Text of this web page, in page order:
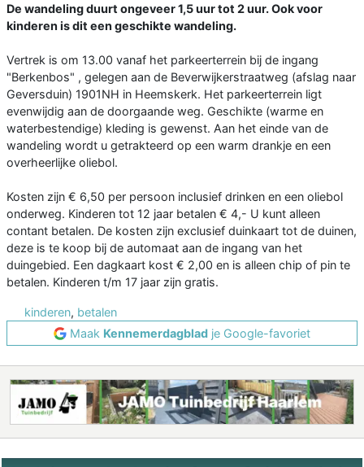
De wandeling duurt ongeveer 1,5 uur tot 2 uur. Ook voor
kinderen is dit een geschikte wandeling.
Vertrek is om 13.00 vanaf het parkeerterrein bij de ingang
"Berkenbos" , gelegen aan de Beverwijkerstraatweg (afslag naar
Geversduin) 1901NH in Heemskerk. Het parkeerterrein ligt
evenwijdig aan de doorgaande weg. Geschikte (warme en
waterbestendige) kleding is gewenst. Aan het einde van de
wandeling wordt u getrakteerd op een warm drankje en een
overheerlijke oliebol.
Kosten zijn € 6,50 per persoon inclusief drinken en een oliebol
onderweg. Kinderen tot 12 jaar betalen € 4,- U kunt alleen
contant betalen. De kosten zijn exclusief duinkaart tot de duinen,
deze is te koop bij de automaat aan de ingang van het
duingebied. Een dagkaart kost € 2,00 en is alleen chip of pin te
betalen. Kinderen t/m 17 jaar zijn gratis.
kinderen, betalen
Maak Kennemerdagblad je Google-favoriet